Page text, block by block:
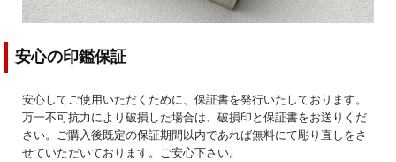
安心の印鑑保証
安心してご使用いただくために、保証書を発行いたしております。
万一不可抗力により破損した場合は、破損印と保証書をお送りくだ
さい。ご購入後既定の保証期間以内であれば無料にて彫り直しをさ
せていただいております。ご安心下さい。